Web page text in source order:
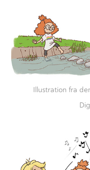
Illustration fra